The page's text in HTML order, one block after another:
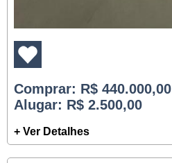
Comprar: R$ 440.000,00
Alugar: R$ 2.500,00
+ Ver Detalhes